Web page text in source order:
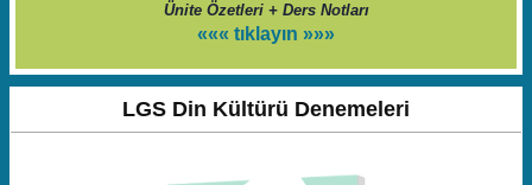
Ünite Özetleri + Ders Notları
««« tıklayın »»»
LGS Din Kültürü Denemeleri